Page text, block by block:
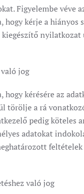
Figyelembe véve
hogy kérje a hiányos
kiegészítő
jog
hogy kérésére az
törölje a rá
pedig köteles
adatokat
feltételek
való jog